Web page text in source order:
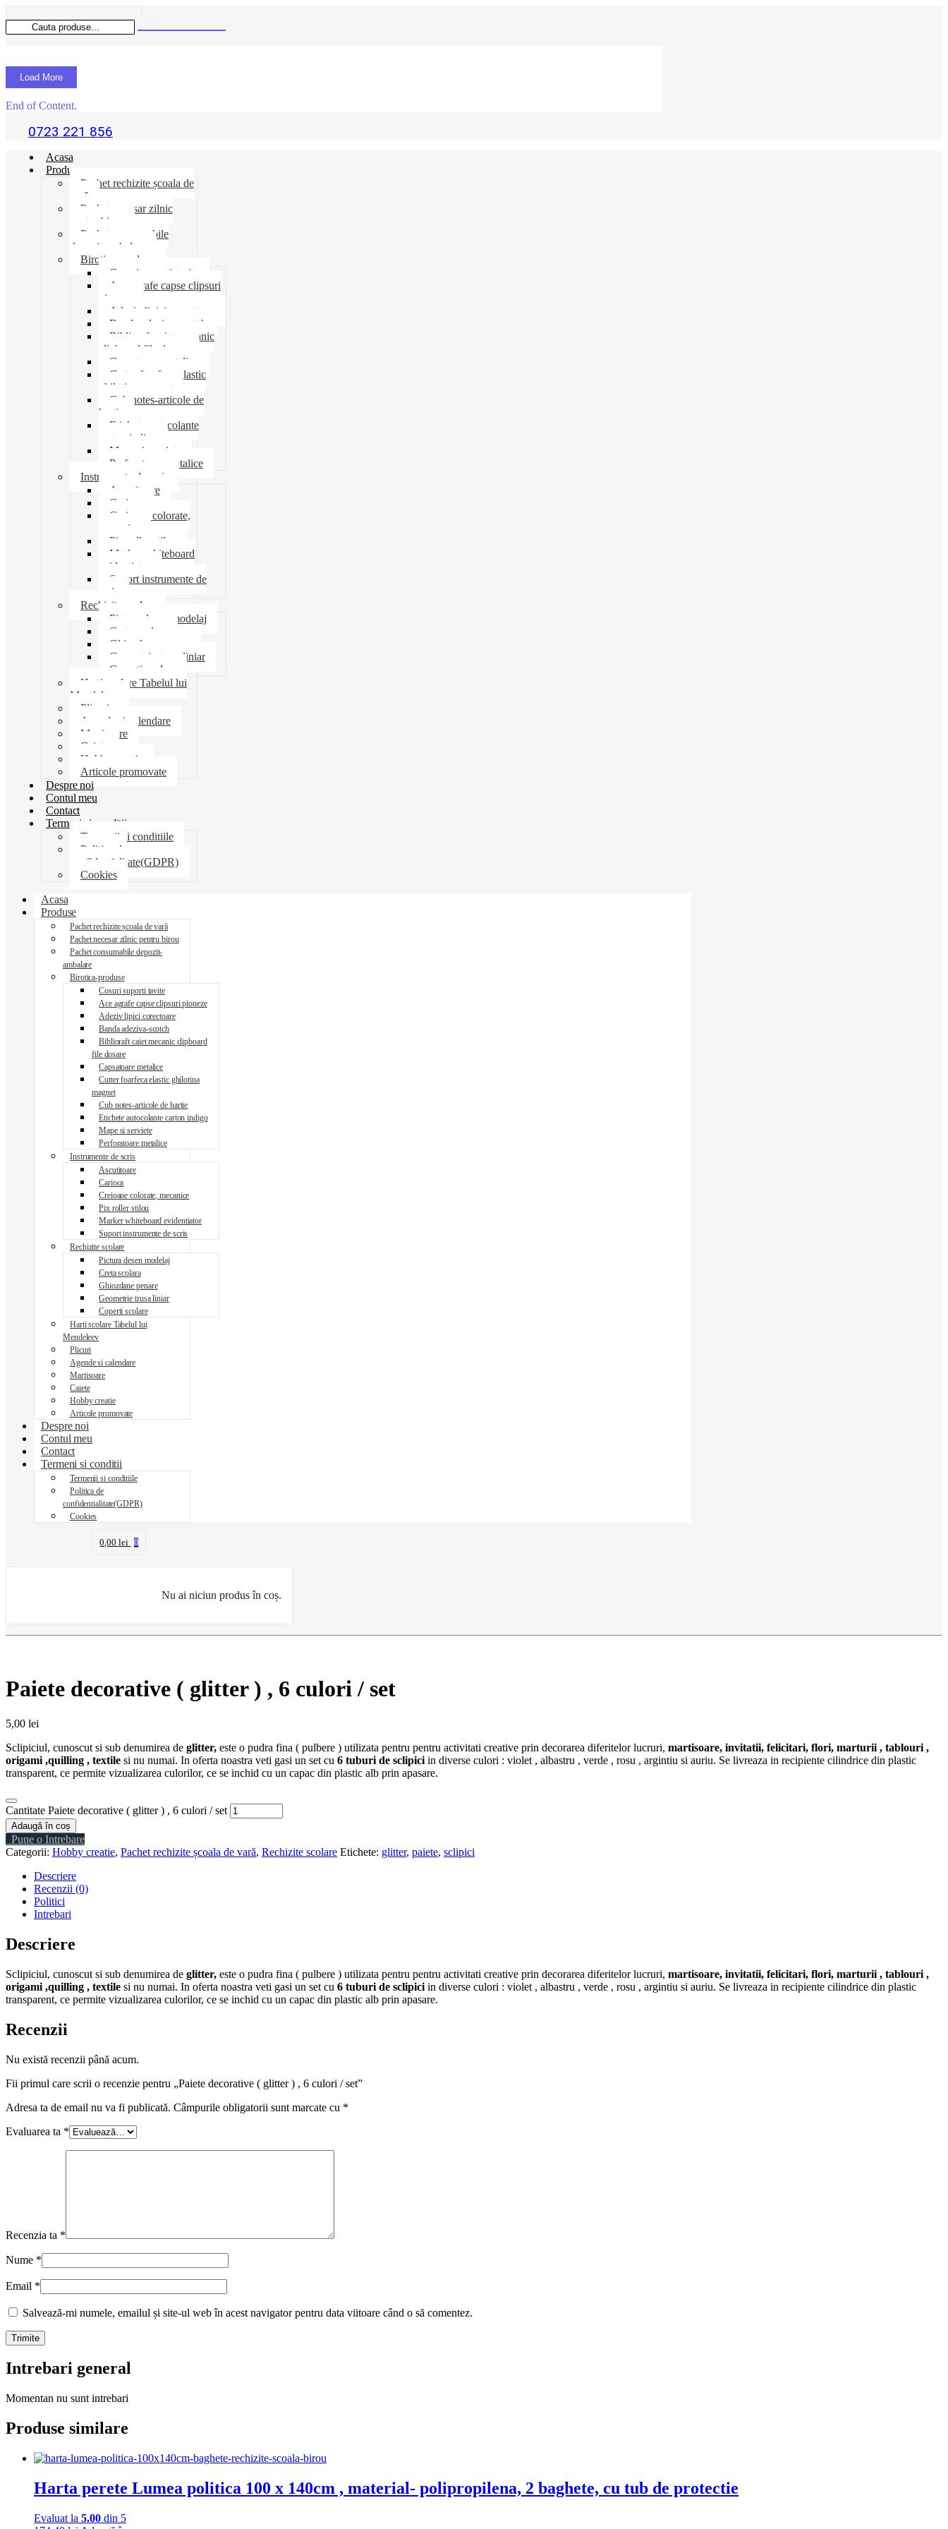
Load More
End of Content.
0723 221 856
Acasa
Produse
Pachet rechizite școala de
vară
Pachet necesar zilnic
pentru birou
Pachet consumabile
depozit-ambalare
Birotica-produse
Cosuri suporti tavite
Ace agrafe capse clipsuri
pioneze
Adeziv lipici corectoare
Banda adeziva-scotch
Biblioraft caiet mecanic
clipboard file dosare
Capsatoare metalice
Cutter foarfeca elastic
ghilotina magnet
Cub notes-articole de
hartie
Etichete autocolante
carton indigo
Mape si serviete
Perforatoare metalice
Instrumente de scris
Ascutitoare
Carioca
Creioane colorate,
mecanice
Pix roller stilou
Marker whiteboard
evidentiator
Suport instrumente de
scris
Rechizite scolare
Pictura desen modelaj
Creta scolara
Ghiozdane penare
Geometrie trusa liniar
Coperti scolare
Harti scolare Tabelul lui
Mendeleev
Plicuri
Agende si calendare
Martisoare
Caiete
Hobby creatie
Articole promovate
Despre noi
Contul meu
Contact
Termeni si conditii
Termenii si conditiile
Politica de
confidentialitate(GDPR)
Cookies
Acasa
Produse
Pachet rechizite școala de vară
Pachet necesar zilnic pentru birou
Pachet consumabile depozit-
ambalare
Birotica-produse
Cosuri suporti tavite
Ace agrafe capse clipsuri pioneze
Adeziv lipici corectoare
Banda adeziva-scotch
Biblioraft caiet mecanic clipboard
file dosare
Capsatoare metalice
Cutter foarfeca elastic ghilotina
magnet
Cub notes-articole de hartie
Etichete autocolante carton indigo
Mape si serviete
Perforatoare metalice
Instrumente de scris
Ascutitoare
Carioca
Creioane colorate, mecanice
Pix roller stilou
Marker whiteboard evidentiator
Suport instrumente de scris
Rechizite scolare
Pictura desen modelaj
Creta scolara
Ghiozdane penare
Geometrie trusa liniar
Coperti scolare
Harti scolare Tabelul lui
Mendeleev
Plicuri
Agende si calendare
Martisoare
Caiete
Hobby creatie
Articole promovate
Despre noi
Contul meu
Contact
Termeni si conditii
Termenii si conditiile
Politica de
confidentialitate(GDPR)
Cookies
0,00lei 0
Nu ai niciun produs în coș.
Paiete decorative ( glitter ) , 6 culori / set
5,00 lei
Sclipiciul, cunoscut si sub denumirea de glitter, este o pudra fina ( pulbere ) utilizata pentru pentru activitati creative prin decorarea diferitelor lucruri, martisoare, invitatii, felicitari, flori, marturii , tablouri ,
origami ,quilling , textile si nu numai. In oferta noastra veti gasi un set cu 6 tuburi de sclipici in diverse culori : violet , albastru , verde , rosu , argintiu si auriu. Se livreaza in recipiente cilindrice din plastic
transparent, ce permite vizualizarea culorilor, ce se inchid cu un capac din plastic alb prin apasare.
Cantitate Paiete decorative ( glitter ) , 6 culori / set
Adaugă în coș
Pune o Intrebare
Categorii: Hobby creatie, Pachet rechizite școala de vară, Rechizite scolare Etichete: glitter, paiete, sclipici
Descriere
Recenzii (0)
Politici
Intrebari
Descriere
Sclipiciul, cunoscut si sub denumirea de glitter, este o pudra fina ( pulbere ) utilizata pentru pentru activitati creative prin decorarea diferitelor lucruri, martisoare, invitatii, felicitari, flori, marturii , tablouri ,
origami ,quilling , textile si nu numai. In oferta noastra veti gasi un set cu 6 tuburi de sclipici in diverse culori : violet , albastru , verde , rosu , argintiu si auriu. Se livreaza in recipiente cilindrice din plastic
transparent, ce permite vizualizarea culorilor, ce se inchid cu un capac din plastic alb prin apasare.
Recenzii
Nu există recenzii până acum.
Fii primul care scrii o recenzie pentru „Paiete decorative ( glitter ) , 6 culori / set”
Adresa ta de email nu va fi publicată. Câmpurile obligatorii sunt marcate cu *
Evaluarea ta *
Recenzia ta *
Nume *
Email *
Salvează-mi numele, emailul și site-ul web în acest navigator pentru data viitoare când o să comentez.
Intrebari general
Momentan nu sunt intrebari
Produse similare
Harta perete Lumea politica 100 x 140cm , material- polipropilena, 2 baghete, cu tub de protectie
Evaluat la 5.00 din 5